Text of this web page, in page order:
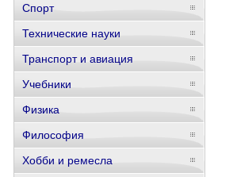
Спорт
Технические науки
Транспорт и авиация
Учебники
Физика
Философия
Хобби и ремесла